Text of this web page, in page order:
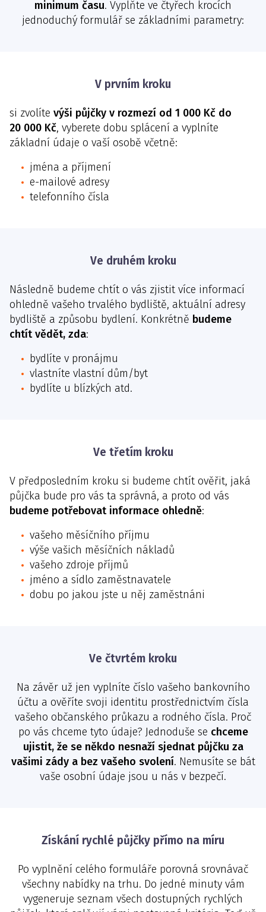
minimum času. Vyplňte ve čtyřech krocích
jednoduchý formulář se základními parametry:
V prvním kroku
si zvolíte výši půjčky v rozmezí od 1 000 Kč do
20 000 Kč, vyberete dobu splácení a vyplníte
základní údaje o vaší osobě včetně:
jména a příjmení
e-mailové adresy
telefonního čísla
Ve druhém kroku
Následně budeme chtít o vás zjistit více informací
ohledně vašeho trvalého bydliště, aktuální adresy
bydliště a způsobu bydlení. Konkrétně budeme
chtít vědět, zda:
bydlíte v pronájmu
vlastníte vlastní dům/byt
bydlíte u blízkých atd.
Ve třetím kroku
V předposledním kroku si budeme chtít ověřit, jaká
půjčka bude pro vás ta správná, a proto od vás
budeme potřebovat informace ohledně:
vašeho měsíčního příjmu
výše vašich měsíčních nákladů
vašeho zdroje příjmů
jméno a sídlo zaměstnavatele
dobu po jakou jste u něj zaměstnáni
Ve čtvrtém kroku
Na závěr už jen vyplníte číslo vašeho bankovního
účtu a ověříte svoji identitu prostřednictvím čísla
vašeho občanského průkazu a rodného čísla. Proč
po vás chceme tyto údaje? Jednoduše se chceme
ujistit, že se někdo nesnaží sjednat půjčku za
vašimi zády a bez vašeho svolení. Nemusíte se bát
vaše osobní údaje jsou u nás v bezpečí.
Získání rychlé půjčky přímo na míru
Po vyplnění celého formuláře porovná srovnávač
všechny nabídky na trhu. Do jedné minuty vám
vygeneruje seznam všech dostupných rychlých